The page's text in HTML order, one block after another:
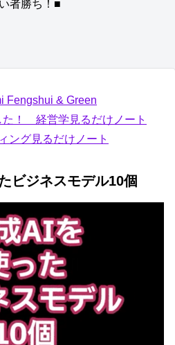
者勝ち！■
& Green
！ 経営学見るだけノート
ング見るだけノート
ビジネスモデル10個